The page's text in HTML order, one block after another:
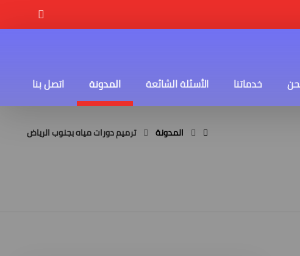
خدماتنا الأسئلة الشائعة المدونة اتصل بنا
المدونة ترميم دورات مياه بجنوب الرياض